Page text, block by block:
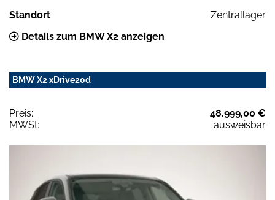
Standort
Zentrallager
Details zum BMW X2 anzeigen
BMW X2 xDrive20d
Preis:
48.999,00 €
MWSt:
ausweisbar